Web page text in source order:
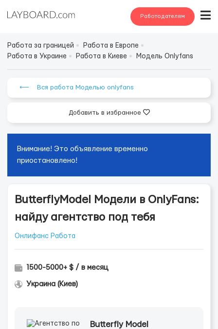
Работодателям
Работа за границей
Работа в Европе
Работа в Украине
Работа в Киеве Модель Onlyfans
⟵ Вся работа Моделью onlyfans
Добавить в избранное
Внимание! Это объявление временно
приостановлено!
ButterflyModel Модели в OnlyFans:
найду агентство под тебя
Онлифанс Работа
1500-5000+ $ / в месяц
Украина (Киев)
Butterfly Model